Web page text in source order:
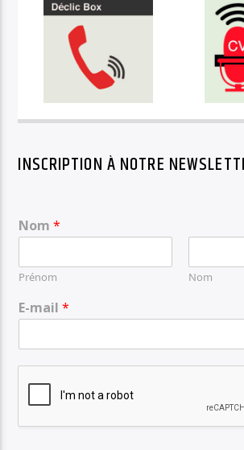
INSCRIPTION À NOTRE
Nom*
Prénom Nom
E-mail*